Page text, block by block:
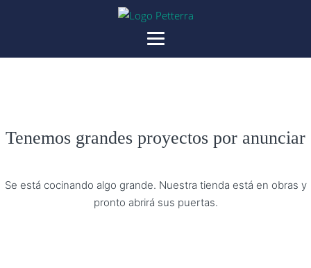
Tenemos grandes proyectos por anunciar
Se está cocinando algo grande. Nuestra tienda está en obras y
pronto abrirá sus puertas.